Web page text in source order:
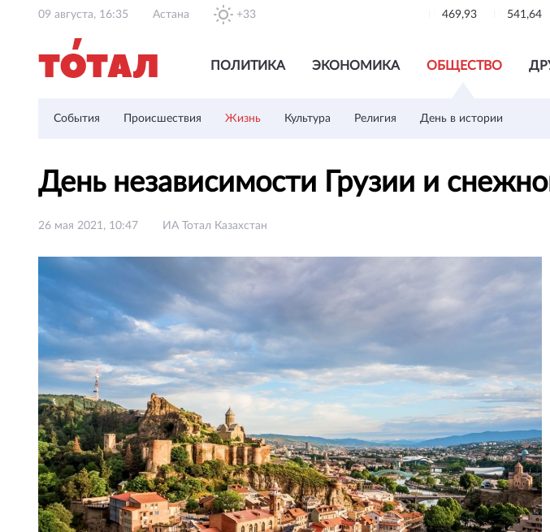
09 августа, 16:35 Астана +33 469,93 541,64
ПОЛИТИКА ЭКОНОМИКА ОБЩЕСТВО
События Происшествия Жизнь Культура Религия День в истории
День независимости Грузии и
26 мая 2021, 10:47 ИА Тотал Казахстан